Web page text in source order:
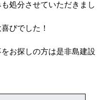
処分させていただきまし
びでした！
お探しの方は是非島建設